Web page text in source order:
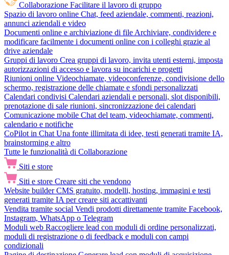
Collaborazione Facilitare il lavoro di gruppo
Spazio di lavoro online Chat, feed aziendale, commenti, reazioni,
annunci aziendali e video
Documenti online e archiviazione di file Archiviare, condividere e
modificare facilmente i documenti online con i colleghi grazie al
drive aziendale
Gruppi di lavoro Crea gruppi di lavoro, invita utenti esterni, imposta
autorizzazioni di accesso e lavora su incarichi e progetti
Riunioni online Videochiamate, videoconferenze, condivisione dello
schermo, registrazione delle chiamate e sfondi personalizzati
Calendari condivisi Calendari aziendali e personali, slot disponibili,
prenotazione di sale riunioni, sincronizzazione dei calendari
Comunicazione mobile Chat del team, videochiamate, commenti,
calendario e notifiche
CoPilot in Chat Una fonte illimitata di idee, testi generati tramite IA,
brainstorming e altro
Tutte le funzionalità di Collaborazione
Siti e store
Siti e store Creare siti che vendono
Website builder CMS gratuito, modelli, hosting, immagini e testi
generati tramite IA per creare siti accattivanti
Vendita tramite social Vendi prodotti direttamente tramite Facebook,
Instagram, WhatsApp o Telegram
Moduli web Raccogliere lead con moduli di ordine personalizzati,
moduli di registrazione o di feedback e moduli con campi
condizionali